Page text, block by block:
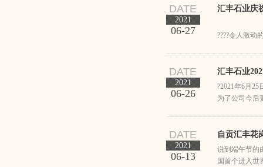
DATE
2021
06-27
汇丰石业庆
????令人激动
线的线路班次
DATE
2021
06-26
汇丰石业
?2021年6月
为了公司今后
DATE
2021
06-13
自贡汇丰花
说到端午节的
国首个进入世